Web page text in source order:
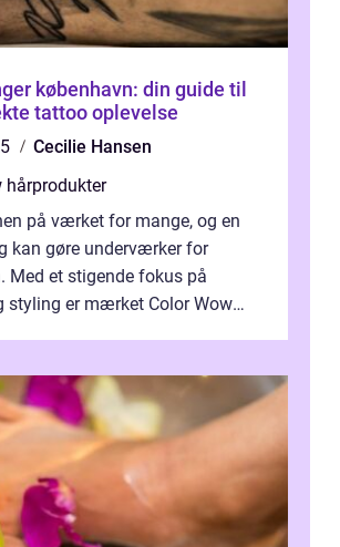
københavn: din guide til
tattoo oplevelse
Cecilie Hansen
hårprodukter
på værket for mange, og en
kan gøre underværker for
Med et stigende fokus på
styling er mærket Color Wow